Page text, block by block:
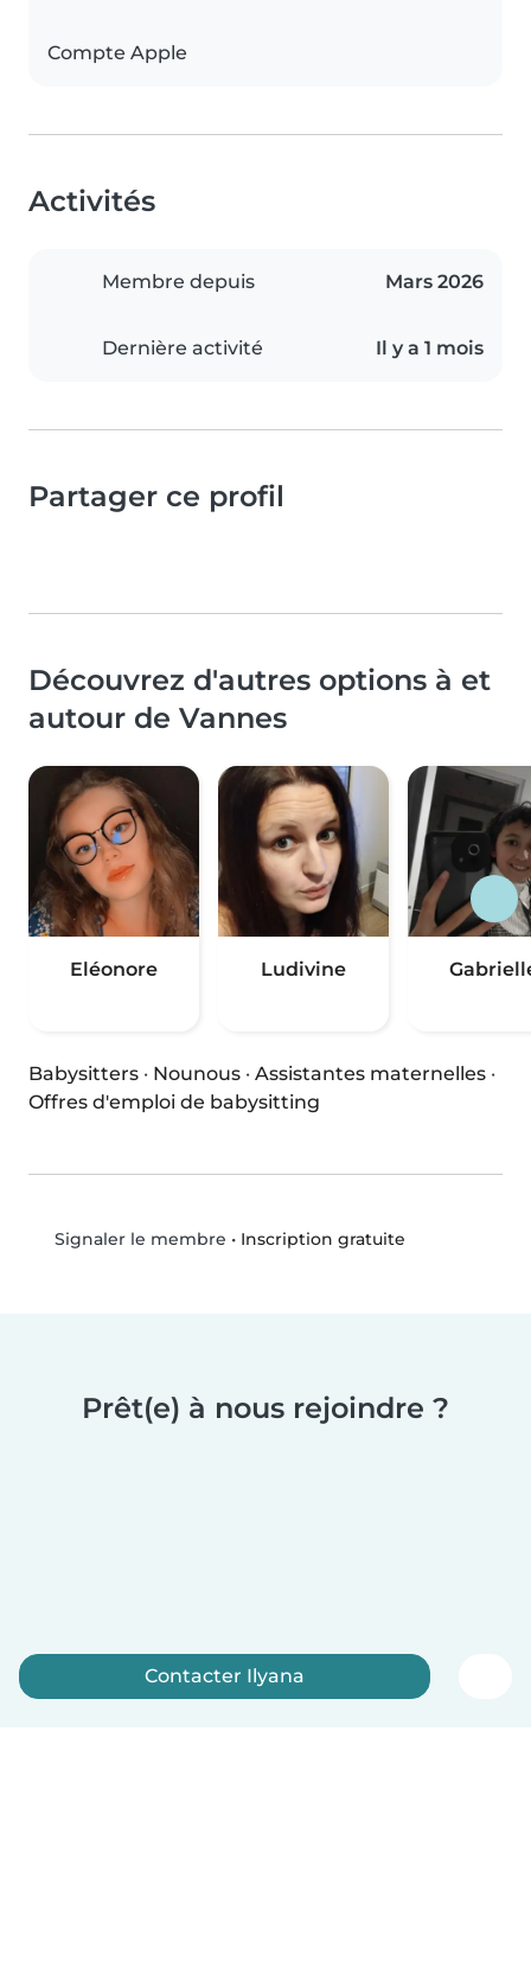
Compte Apple
Activités
Membre depuis Mars 2026
Dernière activité Il y a 1 mois
Partager ce profil
Découvrez d'autres options à et
autour de Vannes
Eléonore Ludivine
Babysitters · Nounous · Assistantes maternelles ·
Offres d'emploi de babysitting
Signaler le membre • Inscription gratuite
Prêt(e) à nous rejoindre ?
Contacter Ilyana